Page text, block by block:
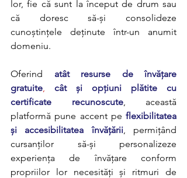
lor, fie că sunt la început de drum sau
că doresc să-și consolideze
cunoștințele deținute într-un anumit
domeniu.
Oferind atât resurse de învățare
gratuite, cât și opțiuni plătite cu
certificate recunoscute, această
platformă pune accent pe flexibilitatea
și accesibilitatea învățării, permițând
cursanților să-și personalizeze
experiența de învățare conform
propriilor lor necesități și ritmuri de